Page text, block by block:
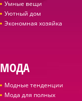
Умные вещи
Уютный дом
Экономная хозяйка
МОДА
Модные тенденции
Мода для полных